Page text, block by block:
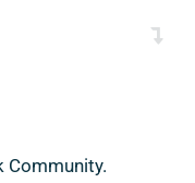
Community.